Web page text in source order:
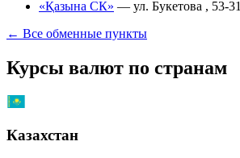
«Қазына СК» — ул. Букетова , 53-31
← Все обменные пункты
Курсы валют по странам
Казахстан